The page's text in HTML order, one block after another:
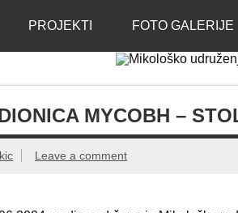
PROJEKTI FOTO GALERIJE
MYCOBH –
Leave a comment